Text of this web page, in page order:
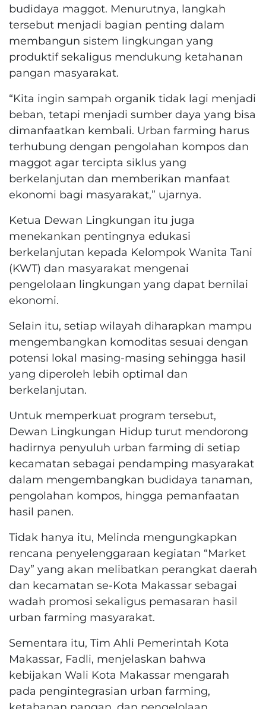
budidaya maggot. Menurutnya, langkah
tersebut menjadi bagian penting dalam
membangun sistem lingkungan yang
produktif sekaligus mendukung ketahanan
pangan masyarakat.
“Kita ingin sampah organik tidak lagi menjadi
beban, tetapi menjadi sumber daya yang bisa
dimanfaatkan kembali. Urban farming harus
terhubung dengan pengolahan kompos dan
maggot agar tercipta siklus yang
berkelanjutan dan memberikan manfaat
ekonomi bagi masyarakat,” ujarnya.
Ketua Dewan Lingkungan itu juga
menekankan pentingnya edukasi
berkelanjutan kepada Kelompok Wanita Tani
(KWT) dan masyarakat mengenai
pengelolaan lingkungan yang dapat bernilai
ekonomi.
Selain itu, setiap wilayah diharapkan mampu
mengembangkan komoditas sesuai dengan
potensi lokal masing-masing sehingga hasil
yang diperoleh lebih optimal dan
berkelanjutan.
Untuk memperkuat program tersebut,
Dewan Lingkungan Hidup turut mendorong
hadirnya penyuluh urban farming di setiap
kecamatan sebagai pendamping masyarakat
dalam mengembangkan budidaya tanaman,
pengolahan kompos, hingga pemanfaatan
hasil panen.
Tidak hanya itu, Melinda mengungkapkan
rencana penyelenggaraan kegiatan “Market
Day” yang akan melibatkan perangkat daerah
dan kecamatan se-Kota Makassar sebagai
wadah promosi sekaligus pemasaran hasil
urban farming masyarakat.
Sementara itu, Tim Ahli Pemerintah Kota
Makassar, Fadli, menjelaskan bahwa
kebijakan Wali Kota Makassar mengarah
pada pengintegrasian urban farming,